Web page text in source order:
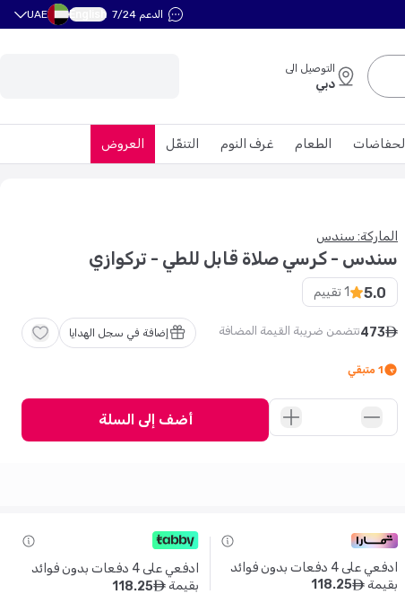
الدعم 7/24 English
UAE
التوصيل الى
دبي
العروض التنقّل غرف النوم الطعام الحفاضات
الماركة: سندس
سندس - كرسي صلاة قابل للطي - تركوازي
5.0
1تقييم
ê
473تتضمن ضريبة القيمة المضافة إضافة في سجل الهدايا
1 متبقي
أضف إلى السلة
بقيمة ê
118.25
بقيمة ê
118.25